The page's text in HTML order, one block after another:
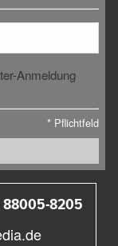
Anmeldung
* Pflichtfeld
88005-8205